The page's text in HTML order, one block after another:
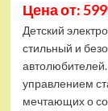
Цена от:
Детский
стильный и
управлением
мечтающих о